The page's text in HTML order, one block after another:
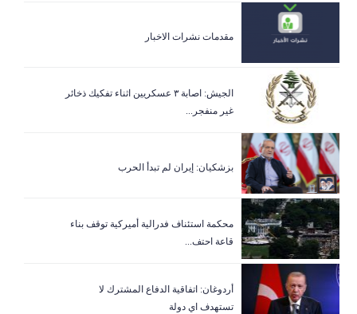
مقدمات نشرات الاخبار
الجيش: اصابة ٣ عسكريين اثناء تفكيك ذخائر
غير منفجر...
بزشكيان: إيران لم تبدأ الحرب
‏محكمة استئناف فدرالية أميركية توقف بناء
قاعة احتف...
أردوغان: اتفاقية الدفاع المشترك لا
تستهدف اي دولة